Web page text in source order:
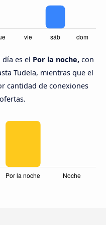
es el Por la noche, con
Tudela, mientras que el
cantidad de conexiones